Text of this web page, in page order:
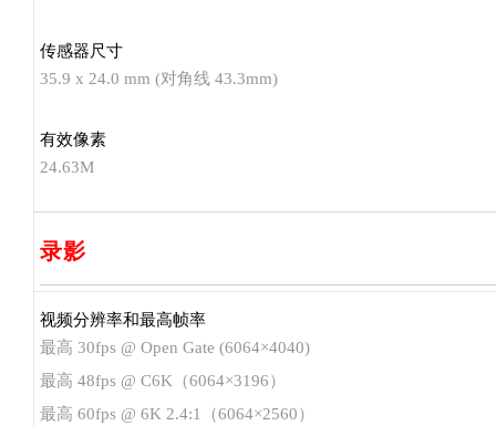
传感器尺寸
35.9 x 24.0 mm (对角线 43.3mm)
有效像素
24.63M
录影
视频分辨率和最高帧率
最高 30fps @ Open Gate (6064×4040)
最高 48fps @ C6K（6064×3196）
最高 60fps @ 6K 2.4:1（6064×2560）